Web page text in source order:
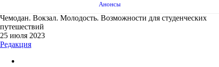
Анонсы
Чемодан. Вокзал. Молодость. Возможности для студенческих
путешествий
25 июля 2023
Редакция